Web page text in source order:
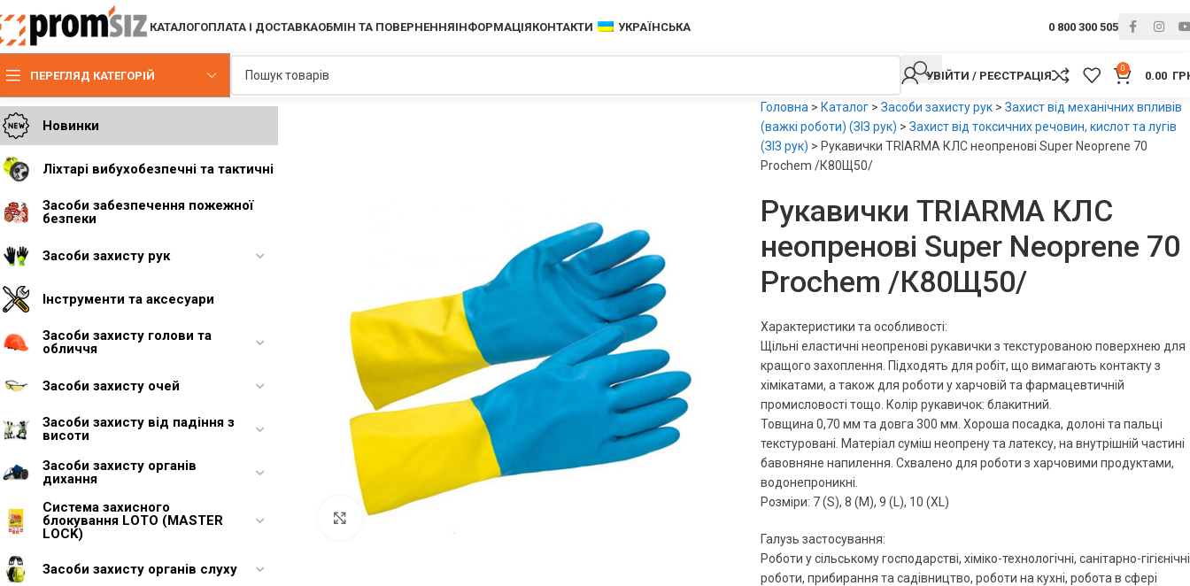
КАТАЛОГОПЛАТА І ДОСТАВКАОБМІН ТА ПОВЕРНЕННЯІНФОРМАЦІЯКОНТАКТИ УКРАЇНСЬКА 0 800 300 505
ПЕРЕГЛЯД КАТЕГОРІЙ УВІЙТИ / РЕЄСТРАЦІЯ
0
0.00
Новинки
Ліхтарі вибухобезпечні та тактичні
Засоби забезпечення пожежної
безпеки
Засоби захисту рук
Інструменти та аксесуари
Засоби захисту голови та
обличчя
Засоби захисту очей
Засоби захисту від падіння з
висоти
Засоби захисту органів
дихання
Система захисного
блокування LOTO (MASTER
LOCK)
Засоби захисту органів слуху
Увеличить
Головна > Каталог> Засоби захисту рук> Захист від механічних впливів
(важкі роботи) (ЗІЗ рук) > Захист від токсичних речовин, кислот та лугів
(ЗІЗ рук) > Рукавички TRIARMA КЛС неопренові Super Neoprene 70
Prochem /К80Щ50/
Рукавички TRIARMA КЛС
неопренові Super Neoprene 70
Prochem /К80Щ50/
Характеристики та особливості:
Щільні еластичні неопренові рукавички з текстурованою поверхнею для
кращого захоплення. Підходять для робіт, що вимагають контакту з
хімікатами, а також для роботи у харчовій та фармацевтичній
промисловості тощо. Колір рукавичок: блакитний.
Товщина 0,70 мм та довга 300 мм. Хороша посадка, долоні та пальці
текстуровані. Матеріал суміш неопрену та латексу, на внутрішній частині
бавовняне напилення. Схвалено для роботи з харчовими продуктами,
водонепроникні.
Розміри: 7 (S), 8 (M), 9 (L), 10 (XL)
Галузь застосування:
Роботи у сільському господарстві, хіміко-технологічні, санітарно-гігієнічні
роботи, прибирання та садівництво, роботи на кухні, робота в сфері